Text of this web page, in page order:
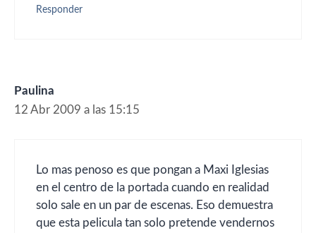
Responder
Paulina
12 Abr 2009 a las 15:15
Lo mas penoso es que pongan a Maxi Iglesias
en el centro de la portada cuando en realidad
solo sale en un par de escenas. Eso demuestra
que esta pelicula tan solo pretende vendernos